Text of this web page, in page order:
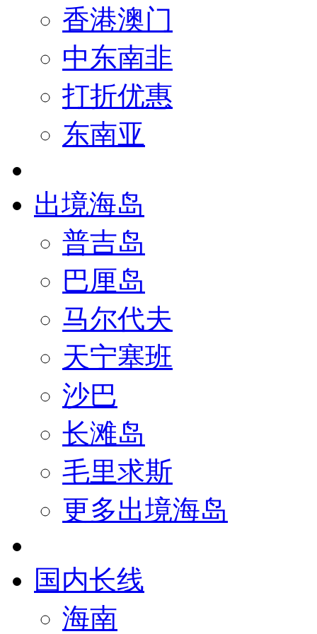
香港澳门
中东南非
打折优惠
东南亚
出境海岛
普吉岛
巴厘岛
马尔代夫
天宁塞班
沙巴
长滩岛
毛里求斯
更多出境海岛
国内长线
海南